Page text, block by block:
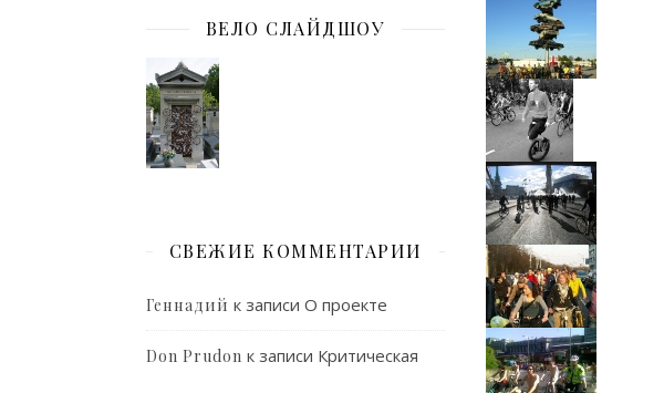
ВЕЛО СЛАЙДШОУ
СВЕЖИЕ КОММЕНТАРИИ
Геннадий к записи О проекте
Don Prudon к записи Критическая